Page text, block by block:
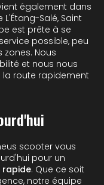
également dans
Salé, Saint
est prête à se
possible, peu
Nous
et nous nous
la route rapidement
scooter vous
pour un
rapide. Que ce soit
notre équipe